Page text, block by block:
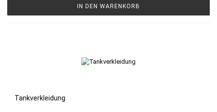
IN DEN WARENKORB
Tankverkleidung